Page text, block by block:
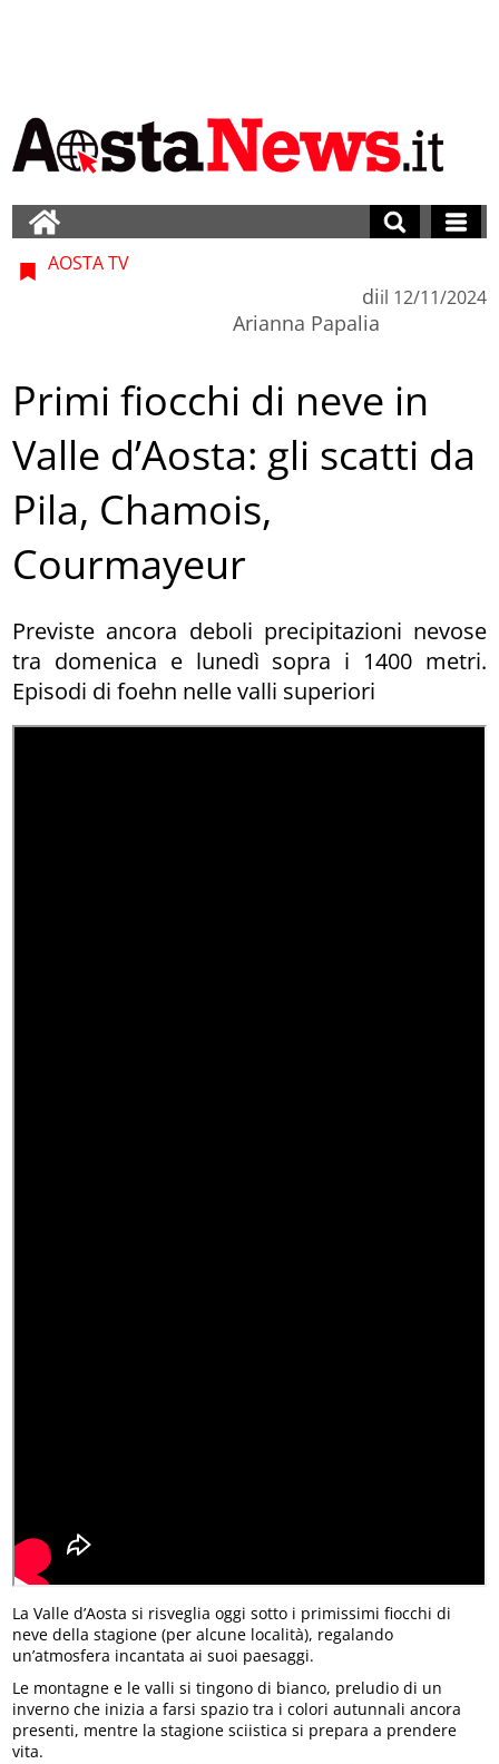
AOSTA TV
di
Arianna Papalia
il 12/11/2024
Primi fiocchi di neve in
Valle d’Aosta: gli scatti da
Pila, Chamois,
Courmayeur
Previste ancora deboli precipitazioni nevose
tra domenica e lunedì sopra i 1400 metri.
Episodi di foehn nelle valli superiori
La Valle d’Aosta si risveglia oggi sotto i primissimi fiocchi di
neve della stagione (per alcune località), regalando
un’atmosfera incantata ai suoi paesaggi.
Le montagne e le valli si tingono di bianco, preludio di un
inverno che inizia a farsi spazio tra i colori autunnali ancora
presenti, mentre la stagione sciistica si prepara a prendere
vita.